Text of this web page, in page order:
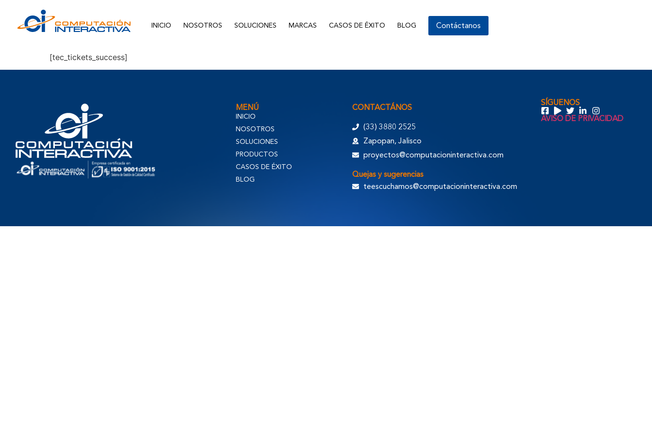
INICIO NOSOTROS SOLUCIONES MARCAS CASOS DE ÉXITO BLOG Contáctanos
[tec_tickets_success]
MENÚ
INICIO
NOSOTROS
SOLUCIONES
PRODUCTOS
CASOS DE ÉXITO
BLOG
CONTACTÁNOS
(33) 3880 2525
Zapopan, Jalisco
proyectos@computacioninteractiva.com
Quejas y sugerencias
teescuchamos@computacioninteractiva.com
SÍGUENOS
AVISO DE PRIVACIDAD